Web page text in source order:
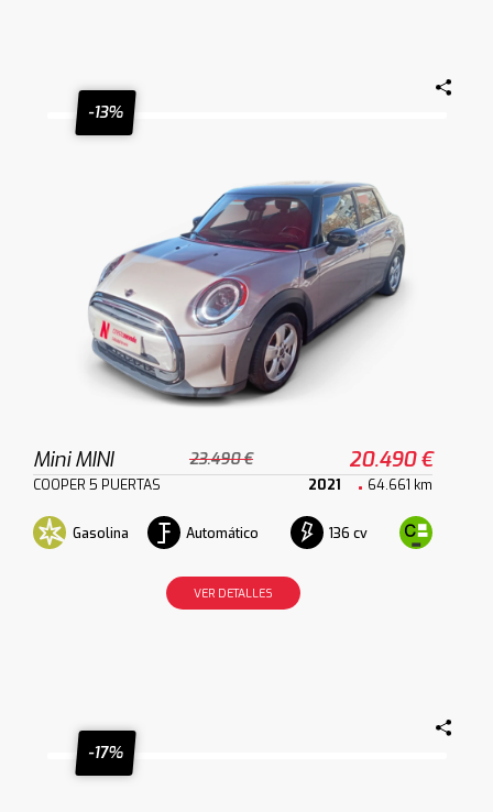
-13%
Mini MINI 23.490 € 20.490 €
COOPER 5 PUERTAS 2021 64.661 km
Gasolina Automático 136 cv
VER DETALLES
-17%